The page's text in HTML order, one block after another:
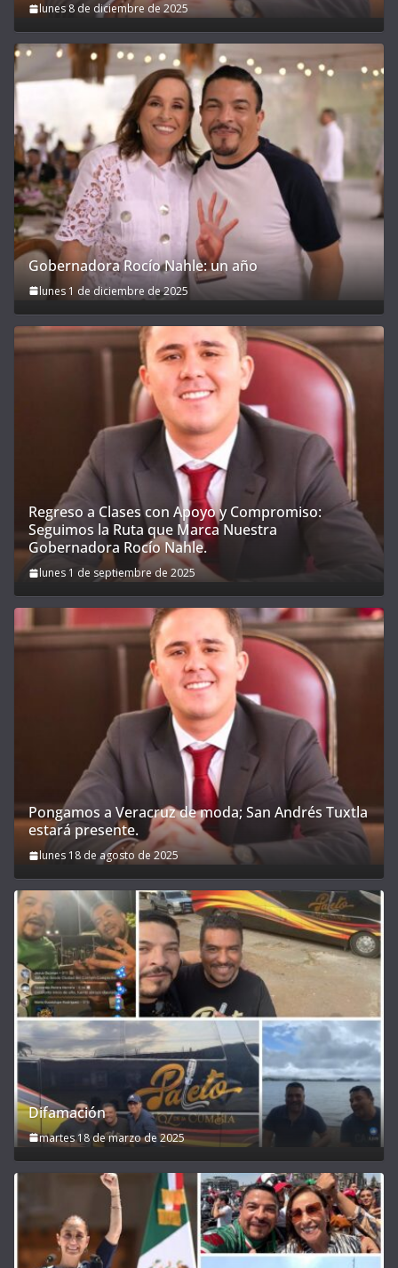
lunes 8 de diciembre de 2025
Gobernadora Rocío Nahle: un año
lunes 1 de diciembre de 2025
Regreso a Clases con Apoyo y Compromiso:
Seguimos la Ruta que Marca Nuestra
Gobernadora Rocío Nahle.
lunes 1 de septiembre de 2025
Pongamos a Veracruz de moda; San Andrés Tuxtla
estará presente.
lunes 18 de agosto de 2025
Difamación
martes 18 de marzo de 2025